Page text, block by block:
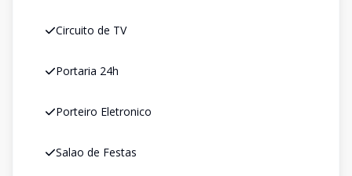
Circuito de TV
Portaria 24h
Porteiro Eletronico
Salao de Festas